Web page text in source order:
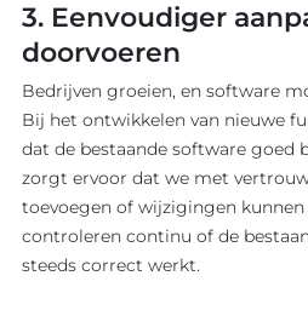
3. Eenvoudiger
doorvoeren
Bedrijven groeien, en software
Bij het ontwikkelen van nieuwe
dat de bestaande software goed
zorgt ervoor dat we met
toevoegen of wijzigingen
controleren continu of de
steeds correct werkt.